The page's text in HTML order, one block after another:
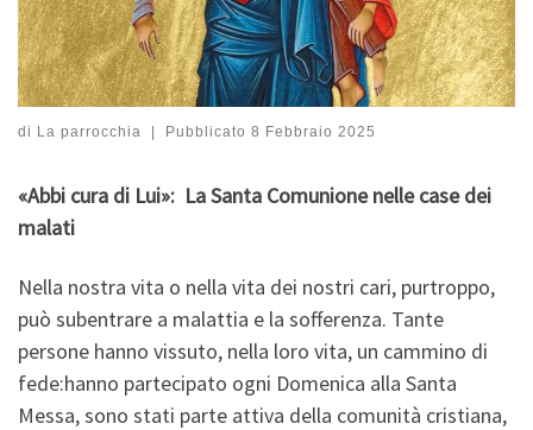
di La parrocchia Pubblicato 8 Febbraio 2025
«Abbi cura di Lui»: La Santa Comunione nelle case dei
malati
Nella nostra vita o nella vita dei nostri cari, purtroppo,
può subentrare a malattia e la sofferenza. Tante
persone hanno vissuto, nella loro vita, un cammino di
fede:hanno partecipato ogni Domenica alla Santa
Messa, sono stati parte attiva della comunità cristiana,